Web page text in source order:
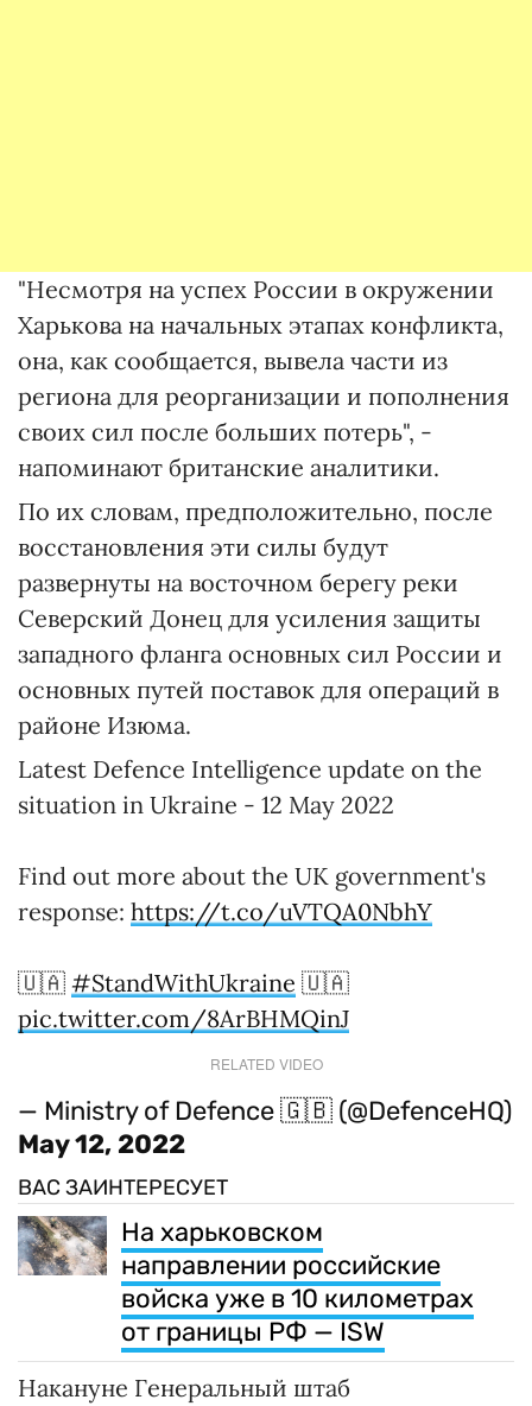
"Несмотря на успех России в окружении
Харькова на начальных этапах конфликта,
она, как сообщается, вывела части из
региона для реорганизации и пополнения
своих сил после больших потерь", -
напоминают британские аналитики.
По их словам, предположительно, после
восстановления эти силы будут
развернуты на восточном берегу реки
Северский Донец для усиления защиты
западного фланга основных сил России и
основных путей поставок для операций в
районе Изюма.
Latest Defence Intelligence update on the
situation in Ukraine - 12 May 2022
Find out more about the UK government's
response: https://t.co/uVTQA0NbhY
🇺🇦 #StandWithUkraine 🇺🇦
pic.twitter.com/8ArBHMQinJ
RELATED VIDEO
— Ministry of Defence 🇬🇧 (@DefenceHQ)
May 12, 2022
ВАС ЗАИНТЕРЕСУЕТ
На харьковском
направлении российские
войска уже в 10 километрах
от границы РФ — ISW
Накануне Генеральный штаб